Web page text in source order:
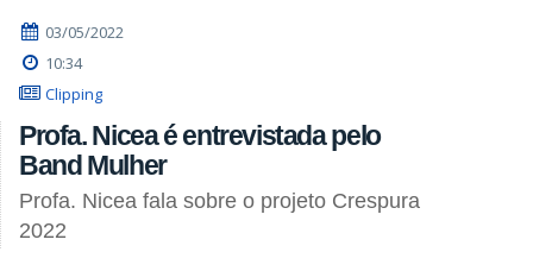
03/05/2022
10:34
Clipping
Profa. Nicea é entrevistada pelo
Band Mulher
Profa. Nicea fala sobre o projeto Crespura
2022